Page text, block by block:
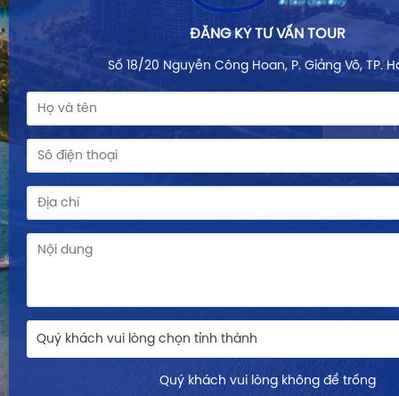
ĐĂNG KÝ TƯ VẤN TOUR
Số 18/20 Nguyễn Công Hoan, P. Giảng Võ, TP.
Quý khách vui lòng chọn tỉnh thành
Quý khách vui lòng không để trống